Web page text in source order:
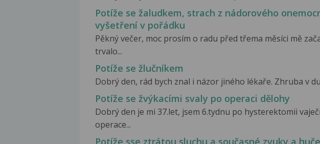
Potíže se žaludkem, strach z nádorového
vyšetření v pořádku
Pěkný večer, moc prosím o radu před třema měsíci mě
trvalo...
Potíže se žlučníkem
Dobrý den, rád bych znal i názor jiného lékaře. Zhruba v
Potíže se žvýkacími svaly po operaci dělohy
Dobrý den je mi 37.let, jsem 6.tydnu po hysterektomii
operace...
Potíže sse ztrátou sluchu a současné zvuky a